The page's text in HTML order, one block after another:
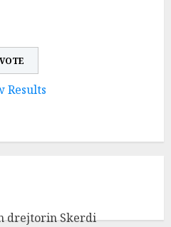
Results
drejtorin Skerdi